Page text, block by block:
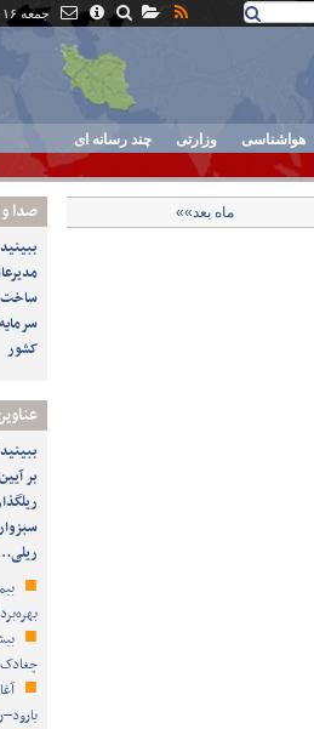
جمعه ۱۶ مرداد ۰۵ - ۲۱:۲۰
هواشناسی وزارتی چند رسانه ای
صدا
ساخت
کشور
بر
ماه بعد»»